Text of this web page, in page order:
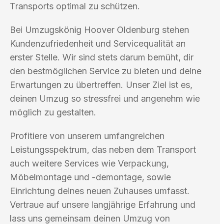
Transports optimal zu schützen.
Bei Umzugskönig Hoover Oldenburg stehen
Kundenzufriedenheit und Servicequalität an
erster Stelle. Wir sind stets darum bemüht, dir
den bestmöglichen Service zu bieten und deine
Erwartungen zu übertreffen. Unser Ziel ist es,
deinen Umzug so stressfrei und angenehm wie
möglich zu gestalten.
Profitiere von unserem umfangreichen
Leistungsspektrum, das neben dem Transport
auch weitere Services wie Verpackung,
Möbelmontage und -demontage, sowie
Einrichtung deines neuen Zuhauses umfasst.
Vertraue auf unsere langjährige Erfahrung und
lass uns gemeinsam deinen Umzug von